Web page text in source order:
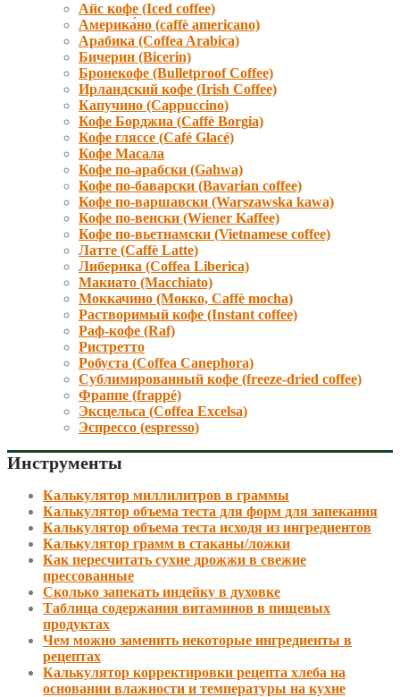
Айс кофе (Iced coffee)
Америка́но (caffè americano)
Арабика (Coffea Arabica)
Бичерин (Bicerin)
Бронекофе (Bulletproof Coffee)
Ирландский кофе (Irish Coffee)
Капучино (Cappuccino)
Кофе Борджиа (Caffè Borgia)
Кофе гляссе (Café Glacé)
Кофе Масала
Кофе по-арабски (Gahwa)
Кофе по-баварски (Bavarian coffee)
Кофе по-варшавски (Warszawska kawa)
Кофе по-венски (Wiener Kaffee)
Кофе по-вьетнамски (Vietnamese coffee)
Латте (Caffè Latte)
Либерика (Coffea Liberica)
Макиато (Macchiato)
Моккачино (Мокко, Caffè mocha)
Растворимый кофе (Instant coffee)
Раф-кофе (Raf)
Ристретто
Робуста (Coffea Canephora)
Сублимированный кофе (freeze-dried coffee)
Фраппе (frappé)
Эксцельса (Coffea Excelsa)
Эспрессо (espresso)
Инструменты
Калькулятор миллилитров в граммы
Калькулятор объема теста для форм для запекания
Калькулятор объема теста исходя из ингредиентов
Калькулятор грамм в стаканы/ложки
Как пересчитать сухие дрожжи в свежие
прессованные
Сколько запекать индейку в духовке
Таблица содержания витаминов в пищевых
продуктах
Чем можно заменить некоторые ингредиенты в
рецептах
Калькулятор корректировки рецепта хлеба на
основании влажности и температуры на кухне